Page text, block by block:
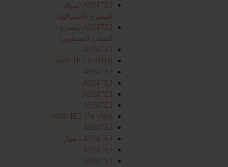
ASSITEJ (شبكة
المسرح الأسترالية)
ASSITEJ (مسرح
الشباب النمساوي)
ASSITEJ
ASSITEJ (CBTIJ)
ASSITEJ
ASSITEJ
ASSITEJ
ASSITEJ
ASSITEJ (Te Veo)
ASSITEJ
ASSITEJ ديفوار
ASSITEJ
ASSITEJ